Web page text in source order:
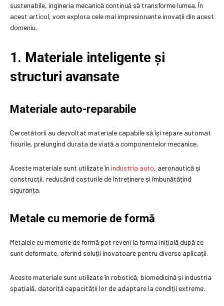
sustenabile, ingineria mecanică continuă să transforme lumea. În
acest articol, vom explora cele mai impresionante inovații din acest
domeniu.
1. Materiale inteligente și
structuri avansate
Materiale auto-reparabile
Cercetătorii au dezvoltat materiale capabile să își repare automat
fisurile, prelungind durata de viață a componentelor mecanice.
Aceste materiale sunt utilizate în industria auto, aeronautică și
construcții, reducând costurile de întreținere și îmbunătățind
siguranța.
Metale cu memorie de formă
Metalele cu memorie de formă pot reveni la forma inițială după ce
sunt deformate, oferind soluții inovatoare pentru diverse aplicații.
Aceste materiale sunt utilizate în robotică, biomedicină și industria
spațială, datorită capacității lor de adaptare la condiții extreme.